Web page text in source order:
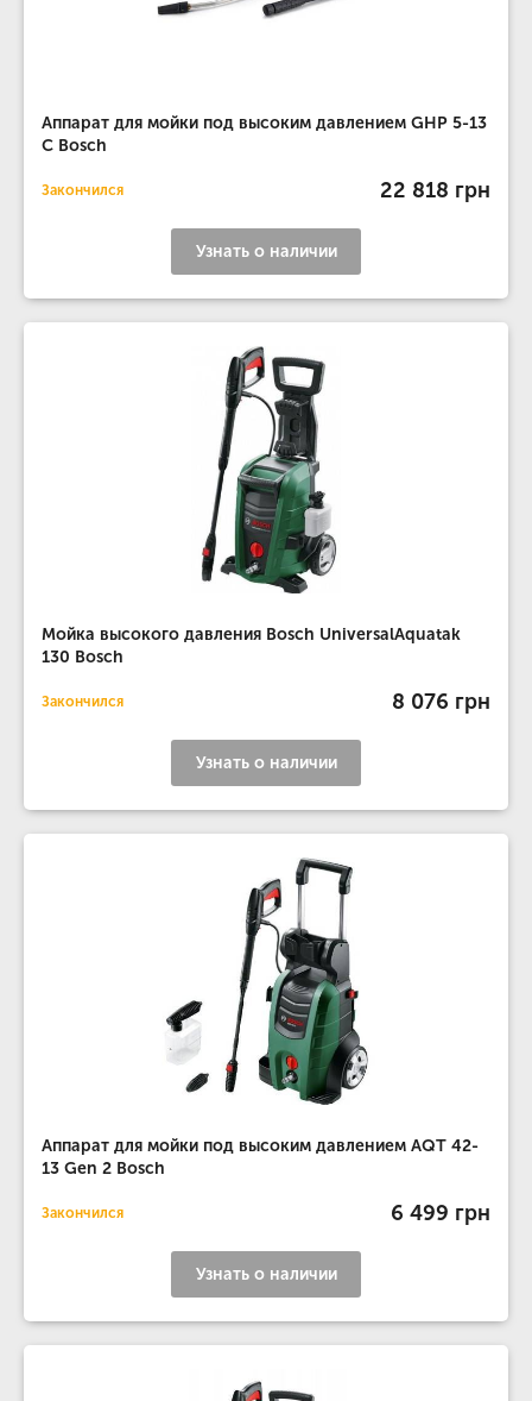
Аппарат для мойки под высоким давлением GHP 5-13
C Bosch
Закончился 22 818 грн
Узнать о наличии
Мойка высокого давления Bosch UniversalAquatak
130 Bosch
Закончился 8 076 грн
Узнать о наличии
Аппарат для мойки под высоким давлением AQT 42-
13 Gen 2 Bosch
Закончился 6 499 грн
Узнать о наличии